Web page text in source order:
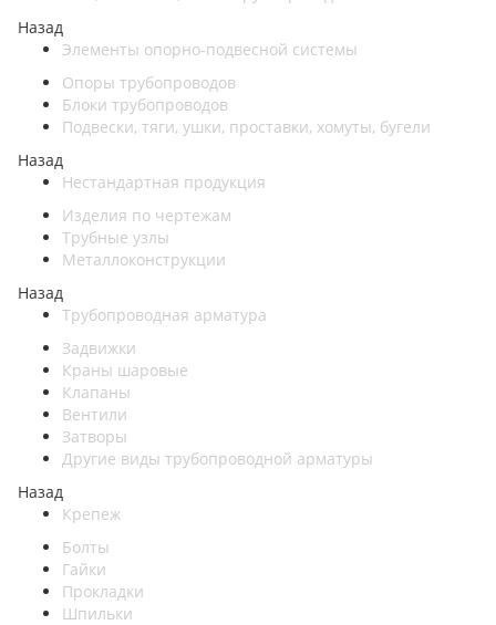
Назад
Элементы опорно-подвесной системы
Опоры трубопроводов
Блоки трубопроводов
Подвески, тяги, ушки, проставки, хомуты, бугели
Назад
Нестандартная продукция
Изделия по чертежам
Трубные узлы
Металлоконструкции
Назад
Трубопроводная арматура
Задвижки
Краны шаровые
Клапаны
Вентили
Затворы
Другие виды трубопроводной арматуры
Назад
Крепеж
Болты
Гайки
Прокладки
Шпильки